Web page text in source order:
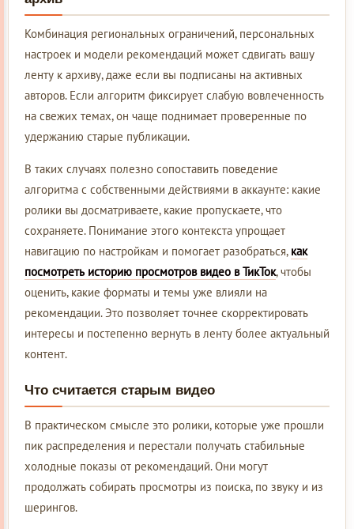
Комбинация региональных ограничений, персональных
настроек и модели рекомендаций может сдвигать вашу
ленту к архиву, даже если вы подписаны на активных
авторов. Если алгоритм фиксирует слабую вовлеченность
на свежих темах, он чаще поднимает проверенные по
удержанию старые публикации.
В таких случаях полезно сопоставить поведение
алгоритма с собственными действиями в аккаунте: какие
ролики вы досматриваете, какие пропускаете, что
сохраняете. Понимание этого контекста упрощает
навигацию по настройкам и помогает разобраться, как
посмотреть историю просмотров видео в ТикТок, чтобы
оценить, какие форматы и темы уже влияли на
рекомендации. Это позволяет точнее скорректировать
интересы и постепенно вернуть в ленту более актуальный
контент.
Что считается старым видео
В практическом смысле это ролики, которые уже прошли
пик распределения и перестали получать стабильные
холодные показы от рекомендаций. Они могут
продолжать собирать просмотры из поиска, по звуку и из
шерингов.